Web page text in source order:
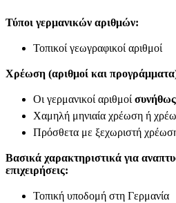
Τύποι γερμανικών αριθμών:
Τοπικοί γεωγραφικοί αριθμοί
Χρέωση (αριθμοί και
Οι γερμανικοί αριθμοί
Χαμηλή μηνιαία χρέωση ή
Πρόσθετα με ξεχωριστή
Βασικά χαρακτηριστικά για
επιχειρήσεις:
Τοπική υποδομή στη Γερμανία